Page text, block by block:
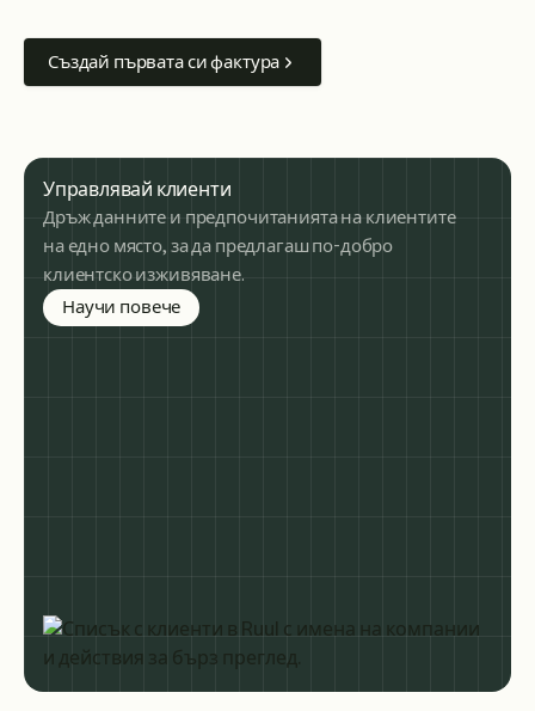
Създай първата си фактура
Управлявай клиенти
Дръж данните и предпочитанията на клиентите
на едно място, за да предлагаш по-добро
клиентско изживяване.
Научи повечеabout managing clients